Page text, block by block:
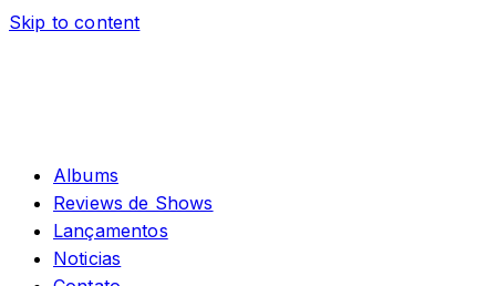
Skip to content
Albums
Reviews de Shows
Lançamentos
Noticias